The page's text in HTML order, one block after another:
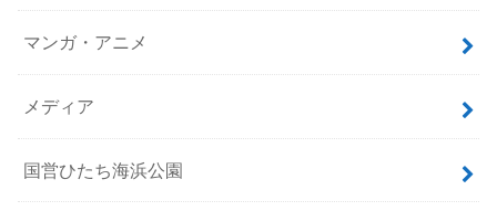
マンガ・アニメ
メディア
国営ひたち海浜公園